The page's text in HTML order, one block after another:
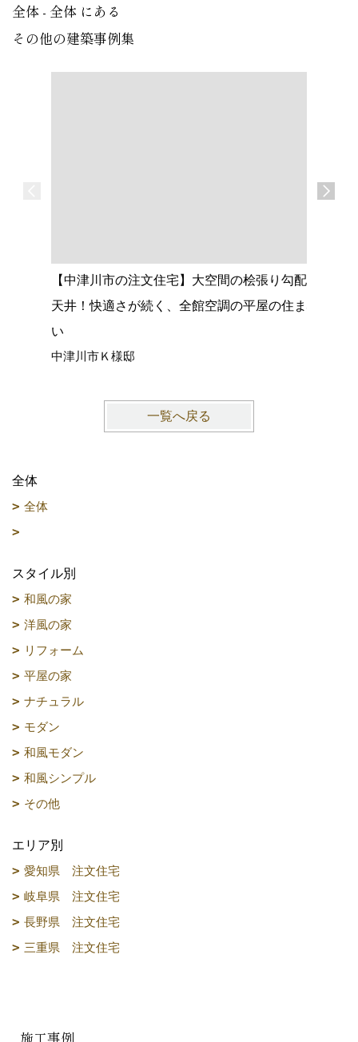
全体 - 全体 にある
その他の建築事例集
【中津川市の注文住宅】大空間の桧張り勾配
天井！快適さが続く、全館空調の平屋の住ま
い
中津川市Ｋ様邸
一覧へ戻る
全体
全体
スタイル別
和風の家
洋風の家
リフォーム
平屋の家
ナチュラル
モダン
和風モダン
和風シンプル
その他
エリア別
愛知県 注文住宅
岐阜県 注文住宅
長野県 注文住宅
三重県 注文住宅
施工事例